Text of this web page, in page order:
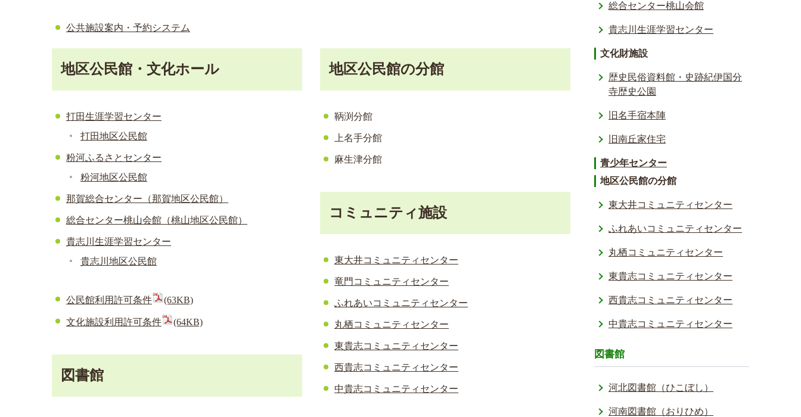
公共施設案内・予約システム
地区公民館・文化ホール
打田生涯学習センター
打田地区公民館
粉河ふるさとセンター
粉河地区公民館
那賀総合センター（那賀地区公民館）
総合センター桃山会館（桃山地区公民館）
貴志川生涯学習センター
貴志川地区公民館
公民館利用許可条件 (63KB)
文化施設利用許可条件 (64KB)
図書館
地区公民館の分館
鞆渕分館
上名手分館
麻生津分館
コミュニティ施設
東大井コミュニティセンター
竜門コミュニティセンター
ふれあいコミュニティセンター
丸栖コミュニティセンター
東貴志コミュニティセンター
西貴志コミュニティセンター
中貴志コミュニティセンター
総合センター桃山会館
貴志川生涯学習センター
文化財施設
歴史民俗資料館・史跡紀伊国分
寺歴史公園
旧名手宿本陣
旧南丘家住宅
青少年センター
地区公民館の分館
東大井コミュニティセンター
ふれあいコミュニティセンター
丸栖コミュニティセンター
東貴志コミュニティセンター
西貴志コミュニティセンター
中貴志コミュニティセンター
図書館
河北図書館（ひこぼし）
河南図書館（おりひめ）